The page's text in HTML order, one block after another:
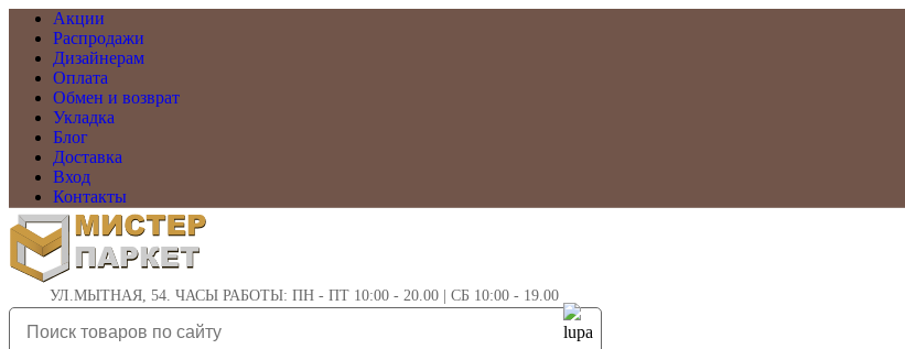
Акции
Распродажи
Дизайнерам
Оплата
Обмен и возврат
Укладка
Блог
Доставка
Вход
Контакты
УЛ.МЫТНАЯ, 54. ЧАСЫ РАБОТЫ: ПН - ПТ 10:00 - 20.00 | СБ 10:00 - 19.00